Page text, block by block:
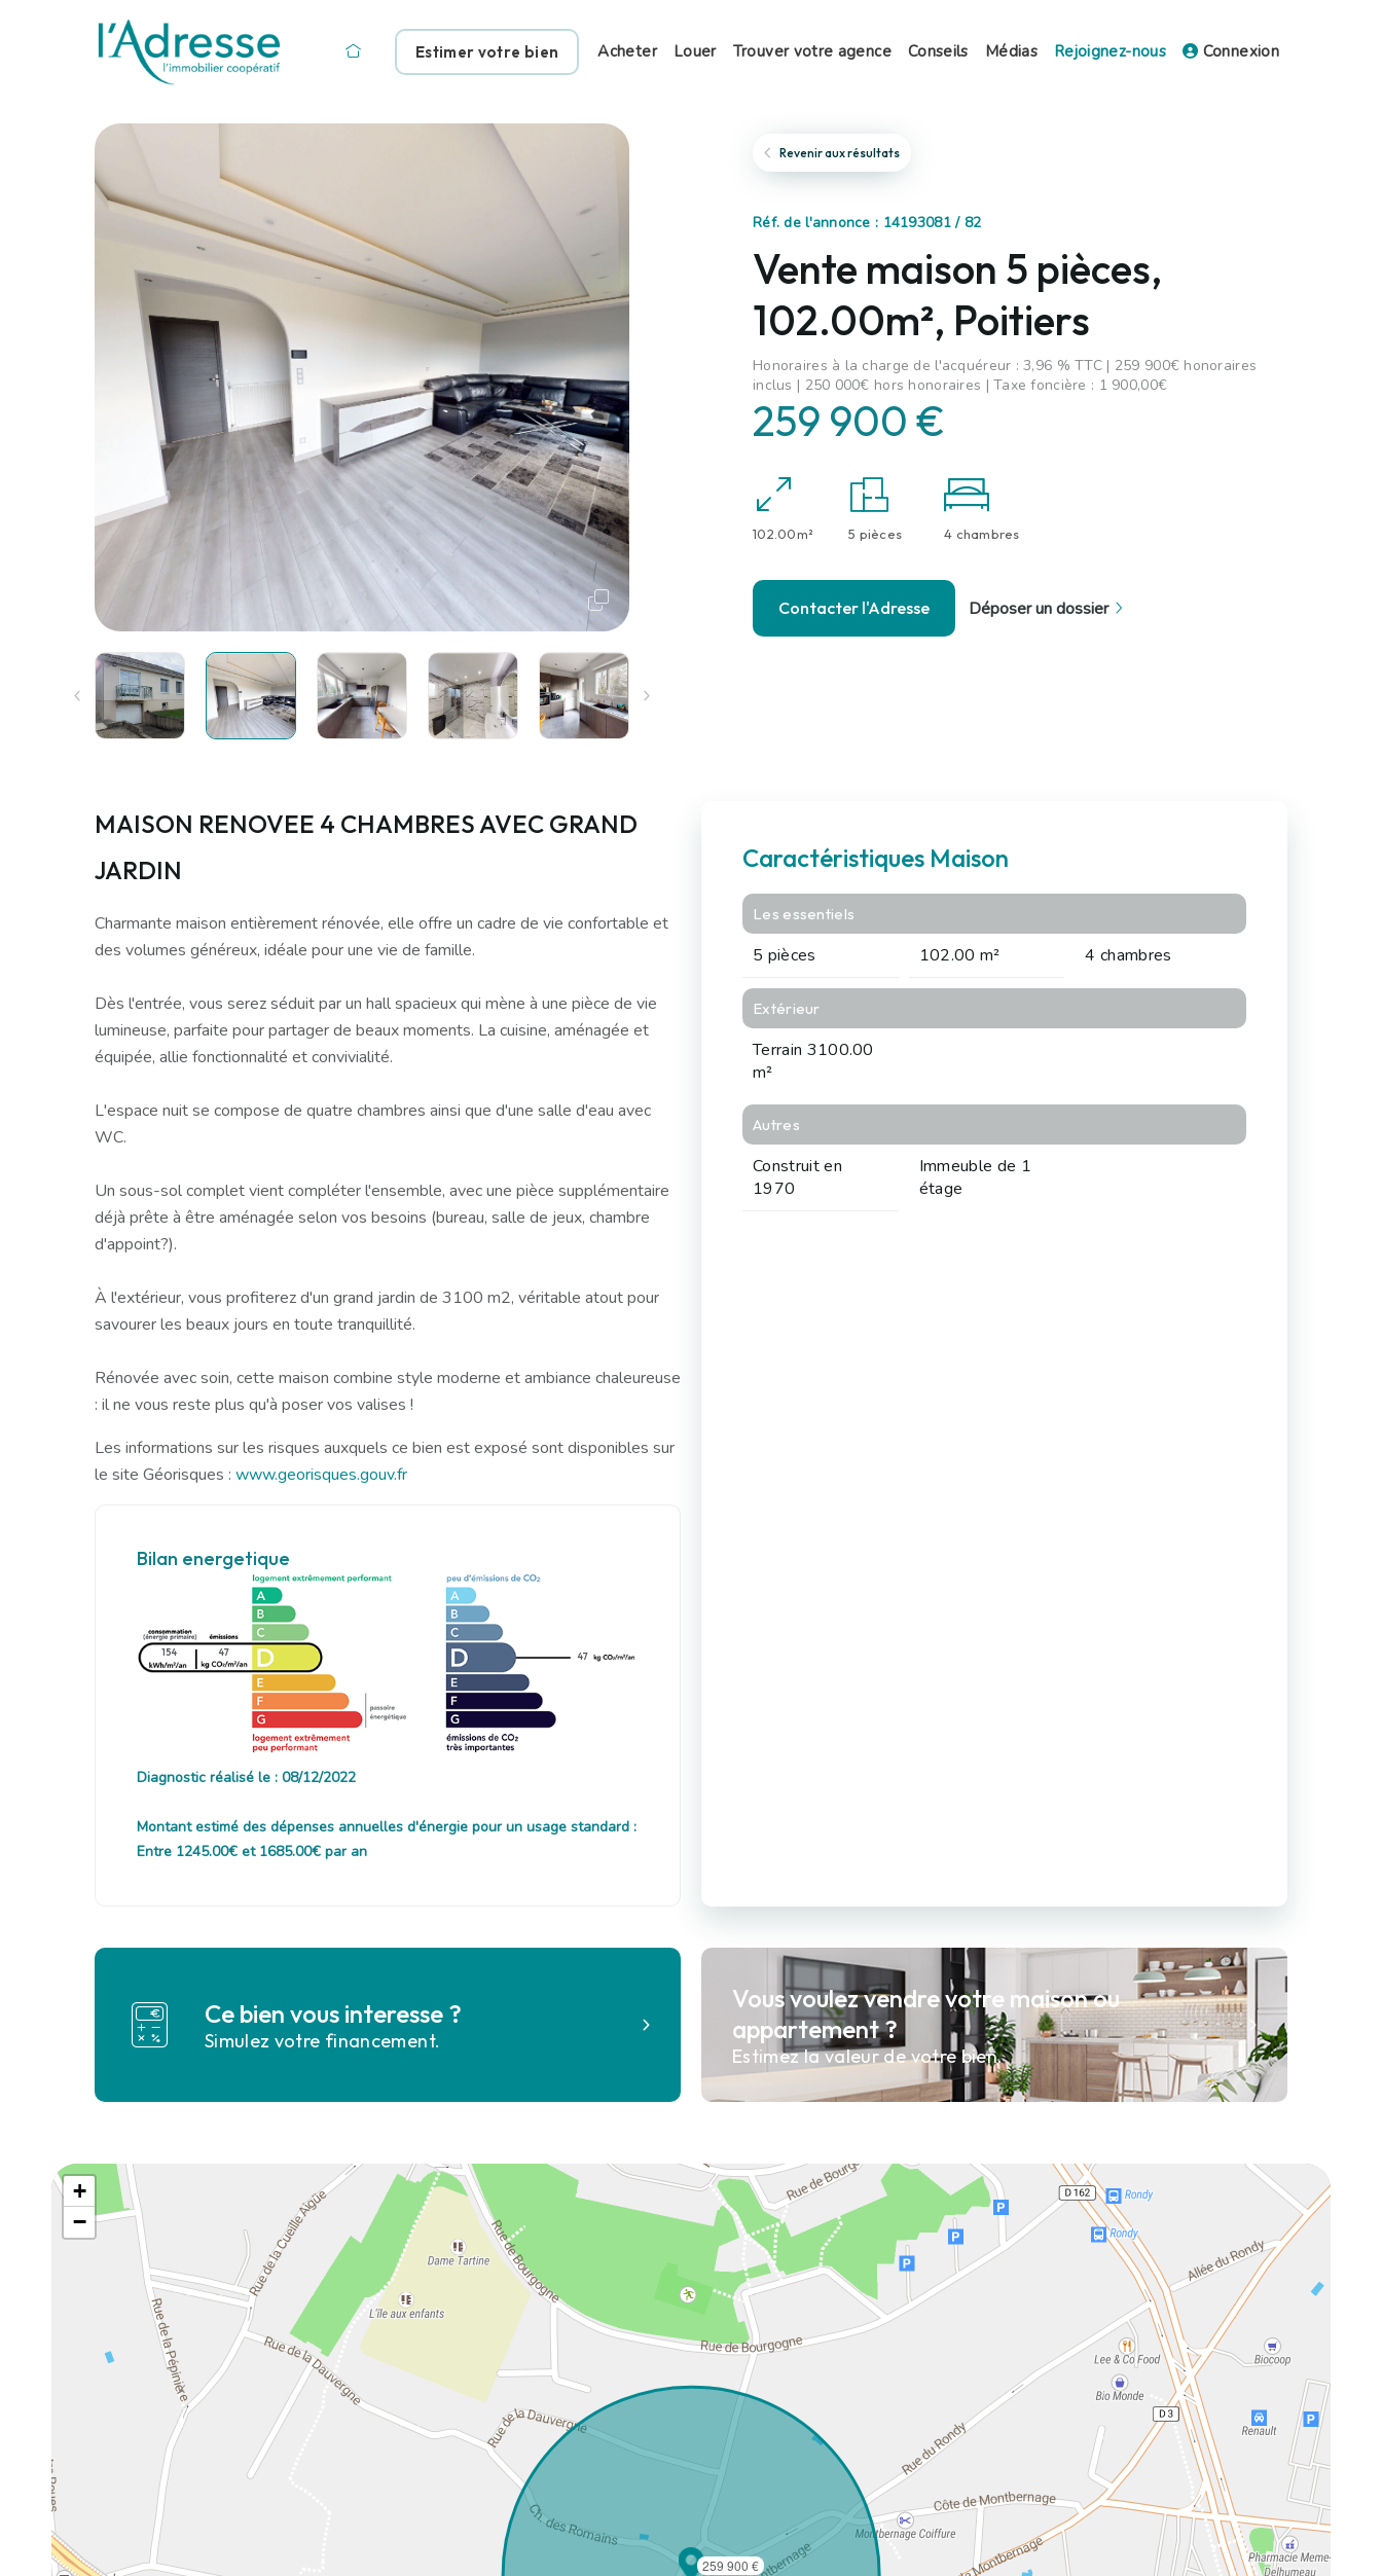
Estimer votre bien Acheter Louer Trouver votre agence Conseils Médias Rejoignez-nous Connexion
Revenir aux résultats
Réf. de l'annonce : 14193081 / 82
Vente maison 5 pièces,
102.00m², Poitiers
Honoraires à la charge de l'acquéreur : 3,96 % TTC | 259 900€ honoraires
inclus | 250 000€ hors honoraires | Taxe foncière : 1 900,00€
259 900 €
102.00m² 5 pièces 4 chambres
Contacter l'Adresse Déposer un dossier
MAISON RENOVEE 4 CHAMBRES AVEC GRAND
JARDIN
Charmante maison entièrement rénovée, elle offre un cadre de vie confortable et
des volumes généreux, idéale pour une vie de famille.
Dès l'entrée, vous serez séduit par un hall spacieux qui mène à une pièce de vie
lumineuse, parfaite pour partager de beaux moments. La cuisine, aménagée et
équipée, allie fonctionnalité et convivialité.
L'espace nuit se compose de quatre chambres ainsi que d'une salle d'eau avec
WC.
Un sous-sol complet vient compléter l'ensemble, avec une pièce supplémentaire
déjà prête à être aménagée selon vos besoins (bureau, salle de jeux, chambre
d'appoint?).
À l'extérieur, vous profiterez d'un grand jardin de 3100 m2, véritable atout pour
savourer les beaux jours en toute tranquillité.
Rénovée avec soin, cette maison combine style moderne et ambiance chaleureuse
: il ne vous reste plus qu'à poser vos valises !
Les informations sur les risques auxquels ce bien est exposé sont disponibles sur
le site Géorisques : www.georisques.gouv.fr
Bilan energetique
154 47 47
Diagnostic réalisé le : 08/12/2022
Montant estimé des dépenses annuelles d'énergie pour un usage standard :
Entre 1245.00€ et 1685.00€ par an
Caractéristiques Maison
Les essentiels
5 pièces 102.00 m² 4 chambres
Extérieur
Terrain 3100.00
m²
Autres
Construit en
1970
Immeuble de 1
étage
Ce bien vous interesse ?
Simulez votre financement.
Vous voulez vendre votre maison ou
appartement ?
Estimez la valeur de votre bien.
259 900 €
+
−